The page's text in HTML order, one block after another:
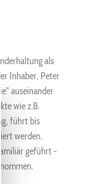
als
Inhaber, Peter
auseinander
wie z.B.
führt bis
werden.
geführt -